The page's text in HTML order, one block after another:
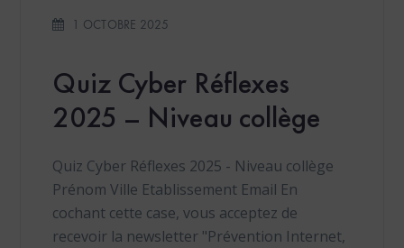
1 OCTOBRE 2025
Quiz Cyber Réflexes
2025 – Niveau collège
Quiz Cyber Réflexes 2025 - Niveau collège
Prénom Ville Etablissement Email En
cochant cette case, vous acceptez de
recevoir la newsletter "Prévention Internet,